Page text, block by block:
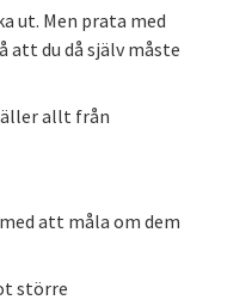
ut. Men prata med
att du då själv måste
allt från
att måla om dem
större